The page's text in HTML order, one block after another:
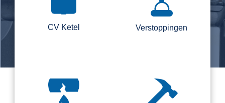
CV Ketel Verstoppingen
Regel nu direct een loodgieter.
Binnen 2 kantooruren direct